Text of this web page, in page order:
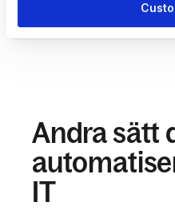
Andra sätt
IT